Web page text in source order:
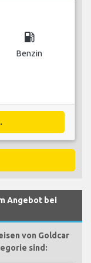
local_gas_station
Benzin
Angebot bei
von Goldcar
sind: